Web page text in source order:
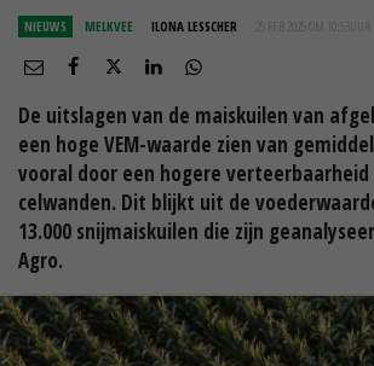
NIEUWS MELKVEE ILONA LESSCHER 25 FEB 2025 OM 10:53
De uitslagen van de maiskuilen van
een hoge VEM-waarde zien van
vooral door een hogere verteerbaarheid
celwanden. Dit blijkt uit de
13.000 snijmaiskuilen die zijn
Agro.